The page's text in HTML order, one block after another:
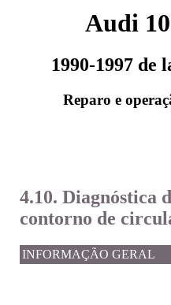
Audi
1990-1997 de
Reparo e
4.10. Diagnóstica
contorno de
INFORMAÇÃO GERAL